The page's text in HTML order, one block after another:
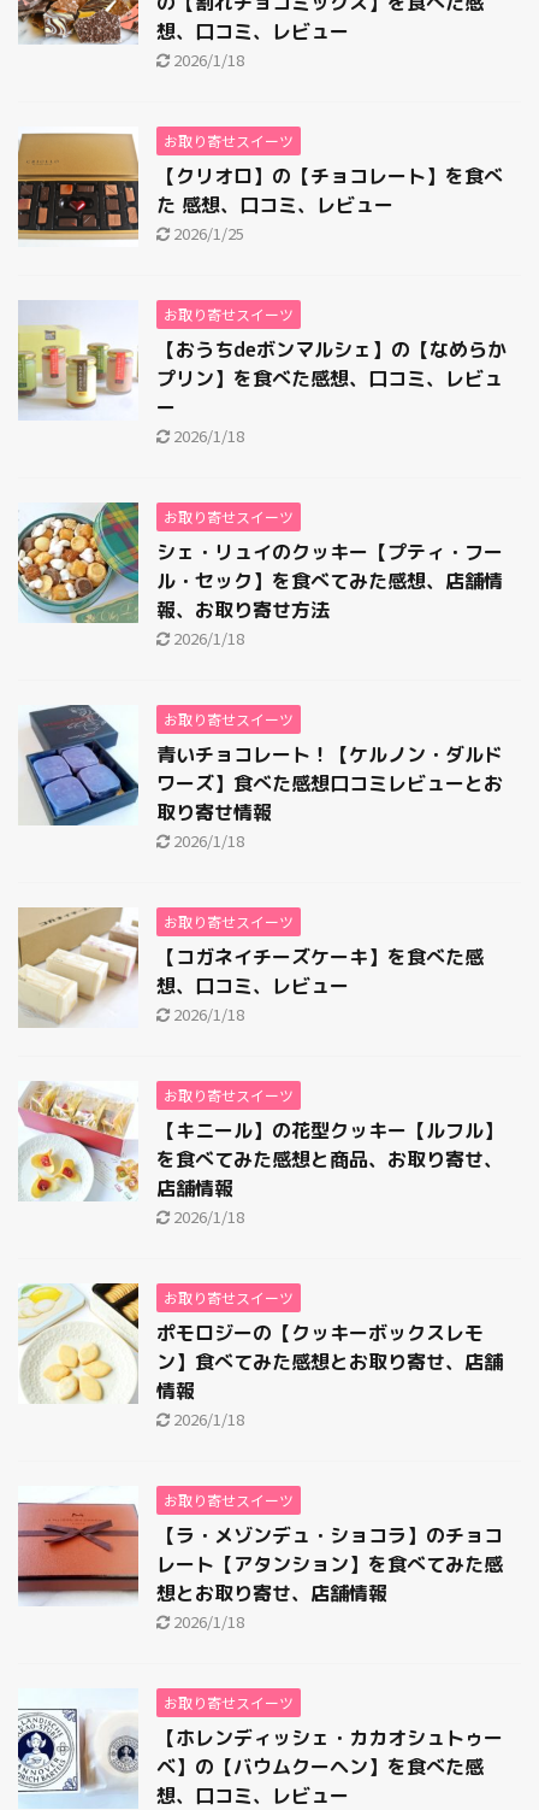
想、口コミ、レビュー
2026/1/18
お取り寄せスイーツ
【クリオロ】の【チョコレート】を食べ
た 感想、口コミ、レビュー
2026/1/25
お取り寄せスイーツ
【おうちdeボンマルシェ】の【なめらか
プリン】を食べた感想、口コミ、レビュ
ー
2026/1/18
お取り寄せスイーツ
シェ・リュイのクッキー【プティ・フー
ル・セック】を食べてみた感想、店舗情
報、お取り寄せ方法
2026/1/18
お取り寄せスイーツ
青いチョコレート！【ケルノン・ダルド
ワーズ】食べた感想口コミレビューとお
取り寄せ情報
2026/1/18
お取り寄せスイーツ
【コガネイチーズケーキ】を食べた感
想、口コミ、レビュー
2026/1/18
お取り寄せスイーツ
【キニール】の花型クッキー【ルフル】
を食べてみた感想と商品、お取り寄せ、
店舗情報
2026/1/18
お取り寄せスイーツ
ポモロジーの【クッキーボックスレモ
ン】食べてみた感想とお取り寄せ、店舗
情報
2026/1/18
お取り寄せスイーツ
【ラ・メゾンデュ・ショコラ】のチョコ
レート【アタンション】を食べてみた感
想とお取り寄せ、店舗情報
2026/1/18
お取り寄せスイーツ
【ホレンディッシェ・カカオシュトゥー
ベ】の【バウムクーヘン】を食べた感
想、口コミ、レビュー